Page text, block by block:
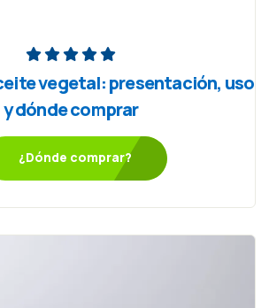
vegetal: presentación, uso
y dónde comprar
¿Dónde comprar?